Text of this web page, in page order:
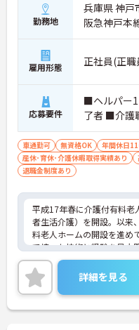
勤務地
兵庫県 神戸
阪急神戸本
雇用形態 正社員(正職
応募要件
■ヘルパー
了者 ■介護
車通勤可 無資格OK 年間休日
産休･育休･介護休暇取得実績あり
退職金制度あり
平成17年春に介護付有料老
者生活介護）を開設。以来
料老人ホームの開設を進め
で培った技術と経験を最大
ジ精神と創造力を発揮し、
生活できる「豊かで実りあ
おります。首都圏で3ホー
規開設を予定しており、第
日）時点では、運営ホーム
詳細を見る